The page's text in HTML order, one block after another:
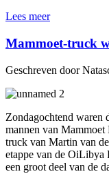
Lees meer
Mammoet-truck
Geschreven door
Zondagochtend waren
mannen van Mammoet
truck van Martin van
etappe van de
een groot deel van de